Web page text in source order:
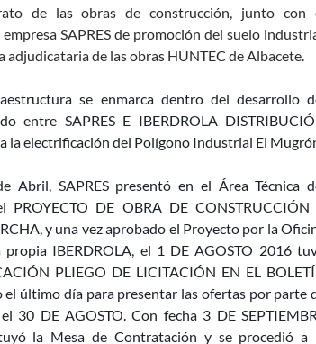
de las obras de construcción, junto con
SAPRES de promoción del suelo
adjudicataria de las obras HUNTEC de Albacete.
se enmarca dentro del desarrollo
entre SAPRES E IBERDROLA
la electrificación del Polígono Industrial El
Abril, SAPRES presentó en el Área Técnica
PROYECTO DE OBRA DE CONSTRUCCIÓN
y una vez aprobado el Proyecto por la
propia IBERDROLA, el 1 DE AGOSTO 2016
PLIEGO DE LICITACIÓN EN EL
el último día para presentar las ofertas por parte
30 DE AGOSTO. Con fecha 3 DE
la Mesa de Contratación y se procedió a